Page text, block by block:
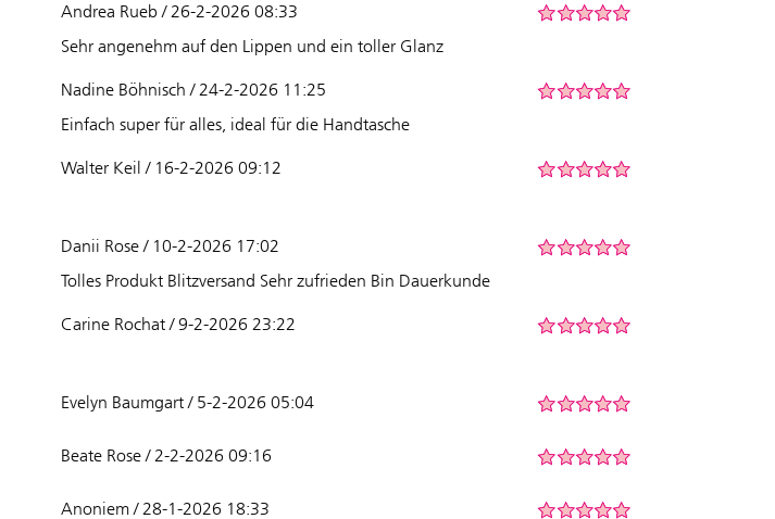
Andrea Rueb / 26-2-2026 08:33
Sehr angenehm auf den Lippen und ein toller Glanz
Nadine Böhnisch / 24-2-2026 11:25
Einfach super für alles, ideal für die Handtasche
Walter Keil / 16-2-2026 09:12
Danii Rose / 10-2-2026 17:02
Tolles Produkt Blitzversand Sehr zufrieden Bin Dauerkunde
Carine Rochat / 9-2-2026 23:22
Evelyn Baumgart / 5-2-2026 05:04
Beate Rose / 2-2-2026 09:16
Anoniem / 28-1-2026 18:33